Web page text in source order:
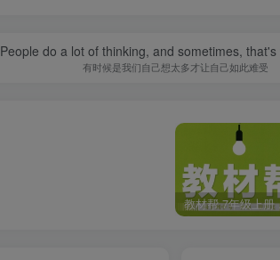
People do a lot of thinking, and sometimes, that's
有时候是我们自己想太多才让自己如此难受
教材